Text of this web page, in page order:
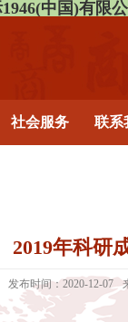
中国)有限
社会服务 联系
2019年科研
发布时间：2020-12-07